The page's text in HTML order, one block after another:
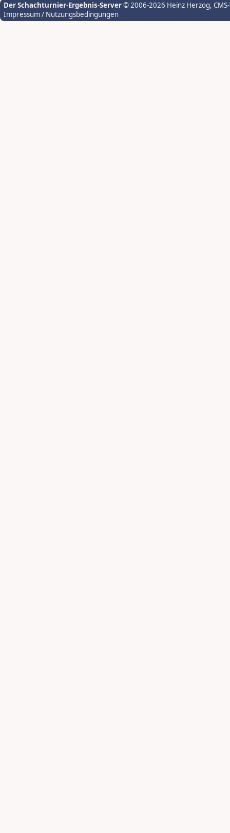
Der Schachturnier-Ergebnis-Server© 2006-2026 Heinz Herzog,
Impressum / Nutzungsbedingungen